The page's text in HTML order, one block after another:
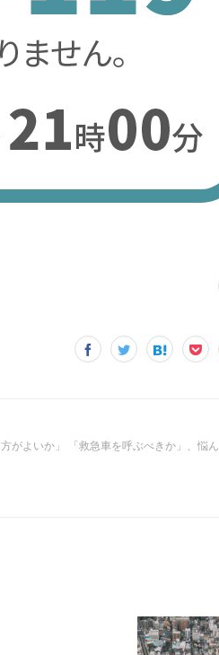
がよいか」 「救急車を呼ぶべきか」、悩ん